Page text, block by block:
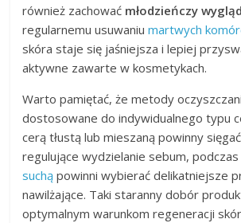
również zachować młodzieńczy
regularnemu usuwaniumartwych
skóra staje się jaśniejsza i lepiej
aktywne zawarte w kosmetykach.
Warto pamiętać, że metody
dostosowane do indywidualnego typu
cerą tłustą lub mieszaną powinny
regulujące wydzielanie sebum,
suchą powinni wybierać delikatniejsze
nawilżające. Taki staranny dobór
optymalnym warunkom regeneracji